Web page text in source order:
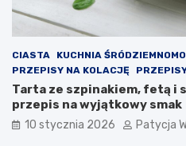
CIASTA KUCHNIA
PRZEPISY NA KOLACJĘ
Tarta ze szpinakiem, fetą i
przepis na wyjątkowy smak
10 stycznia 2026 Patycja